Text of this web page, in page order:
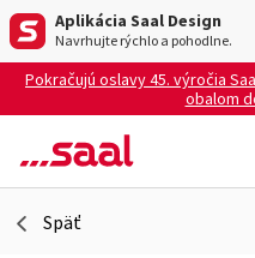
Aplikácia Saal Design
Navrhujte rýchlo a pohodlne.
Pokračujú oslavy 45. výročia
obalom
Späť